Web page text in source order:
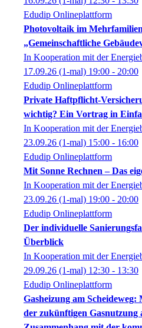
Edudip Onlineplattform
Photovoltaik im
„Gemeinschaftliche
In Kooperation mit der
17.09.26 (1-mal) 19:00 - 20:00
Edudip Onlineplattform
Private Haftpflicht-
wichtig? Ein Vortrag in
In Kooperation mit der
23.09.26 (1-mal) 15:00 - 16:00
Edudip Onlineplattform
Mit Sonne Rechnen – Das
In Kooperation mit der
23.09.26 (1-mal) 19:00 - 20:00
Edudip Onlineplattform
Der individuelle
Überblick
In Kooperation mit der
29.09.26 (1-mal) 12:30 - 13:30
Edudip Onlineplattform
Gasheizung am Scheideweg:
der zukünftigen Gasnutzung